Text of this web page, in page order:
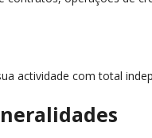
actividade com total